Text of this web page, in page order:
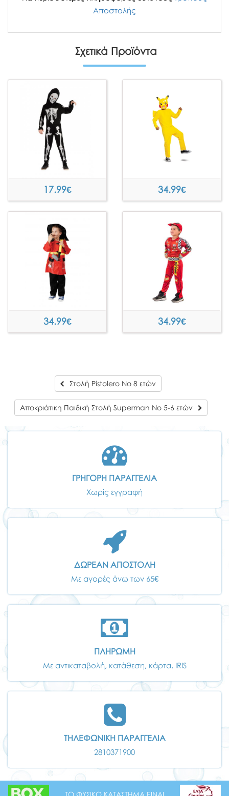
Αποστολής
Σχετικά Προϊόντα
17.99€ 34.99€
34.99€ 34.99€
Στολή Pistolero Νο 8 ετών
Αποκριάτικη Παιδική Στολή Superman Νο 5-6 ετών
ΓΡΗΓΟΡΗ ΠΑΡΑΓΓΕΛΙΑ
Χωρίς εγγραφή
ΔΩΡΕΑΝ ΑΠΟΣΤΟΛΗ
Με αγορές άνω των 65€
ΠΛΗΡΩΜΗ
Με αντικαταβολή, κατάθεση, κάρτα, IRIS
ΤΗΛΕΦΩΝΙΚΗ ΠΑΡΑΓΓΕΛΙΑ
2810371900